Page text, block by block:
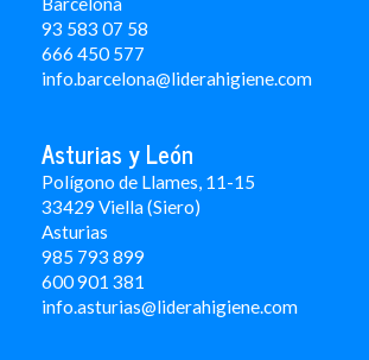
93 583 07 58
666 450 577
info.barcelona@liderahigiene.com
Asturias y León
Polígono de Llames, 11-15
33429 Viella (Siero)
Asturias
985 793 899
600 901 381
info.asturias@liderahigiene.com